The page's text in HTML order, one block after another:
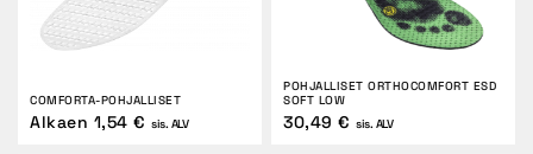
COMFORTA-POHJALLISET
Alkaen 1,54 € sis. ALV
POHJALLISET ORTHOCOMFORT ESD
SOFT LOW
30,49 € sis. ALV